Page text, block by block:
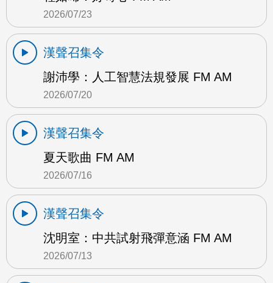
2026/07/23
漢聲召集令
謝沛學：人工智慧法規發展 FM AM
2026/07/20
漢聲召集令
夏天歌曲 FM AM
2026/07/16
漢聲召集令
沈明室：中共試射飛彈意涵 FM AM
2026/07/13